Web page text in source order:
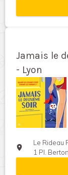
Jamais le
- Lyon
Le Rideau
1 Pl.